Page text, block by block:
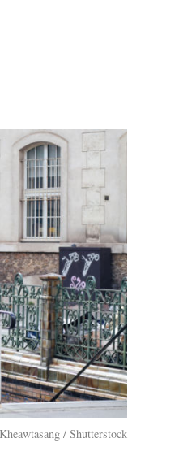
/ Shutterstock